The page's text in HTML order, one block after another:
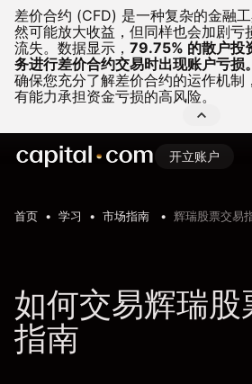
差价合约 (CFD) 是一种复杂的金融
然可能放大收益，但同样也会加剧亏
流失。 数据显示， 79.75% 的散户投
务进行差价合约交易时出现账户亏损。
确保您充分了解差价合约的运作机制
有能力承担资金亏损的高风险。
开立账户
首页 学习 市场指南 辉瑞股票交易
如何交易辉瑞股
指南